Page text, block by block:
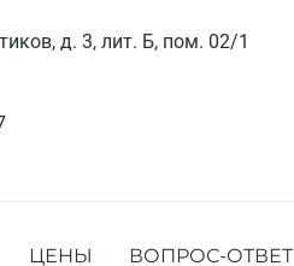
д. 3, лит. Б, пом. 02/1
ЦЕНЫ ВОПРОС-ОТВЕТ